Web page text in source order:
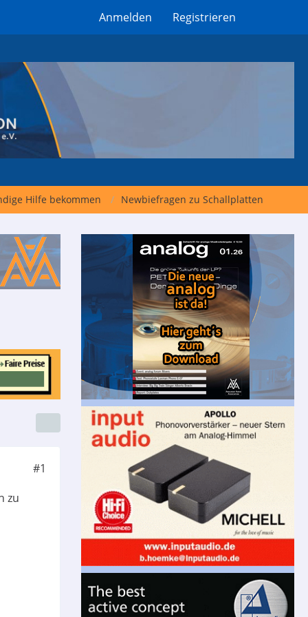
Anmelden Registrieren
Hilfe bekommen Newbiefragen zu Schallplatten
#1
zu